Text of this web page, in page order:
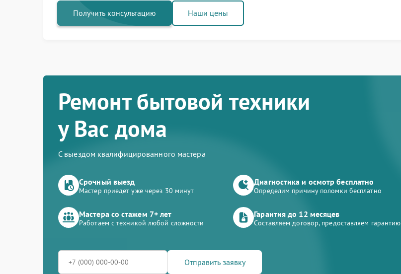
Получить консультацию Наши цены
Ремонт бытовой техники
у Вас дома
С выездом квалифицированного мастера
Срочный выезд
Мастер приедет уже через 30 минут
Диагностика и осмотр бесплатно
Определим причину поломки бесплатно
Мастера со стажем 7+ лет
Работаем с техникой любой сложности
Гарантия до 12 месяцев
Составляем договор, предоставляем гарантию
Отправить заявку